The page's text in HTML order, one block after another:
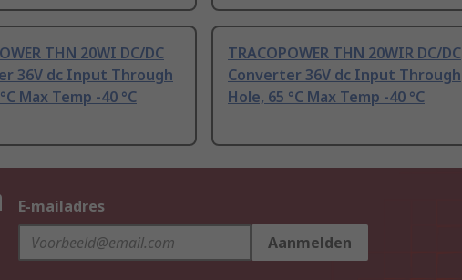
THN 20WI DC/DC
36V dc Input Through
Max Temp -40 °C
TRACOPOWER THN 20WIR DC/DC
Converter 36V dc Input Through
Hole, 65 °C Max Temp -40 °C
E-mailadres
Aanmelden